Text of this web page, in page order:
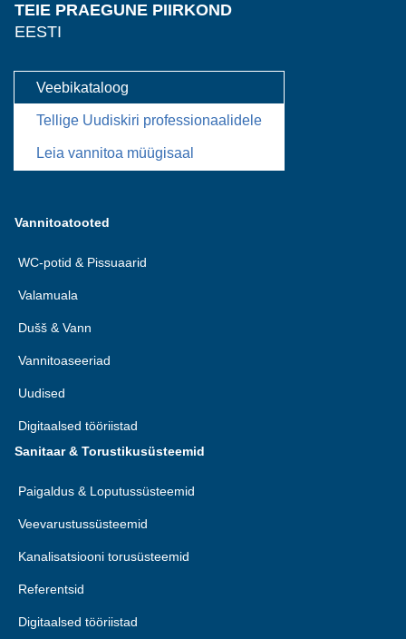
TEIE PRAEGUNE PIIRKOND
EESTI
Veebikataloog
Tellige Uudiskiri professionaalidele
Leia vannitoa müügisaal
Vannitoatooted
WC-potid & Pissuaarid
Valamuala
Dušš & Vann
Vannitoaseeriad
Uudised
Digitaalsed tööriistad
Sanitaar & Torustikusüsteemid
Paigaldus & Loputussüsteemid
Veevarustussüsteemid
Kanalisatsiooni torusüsteemid
Referentsid
Digitaalsed tööriistad